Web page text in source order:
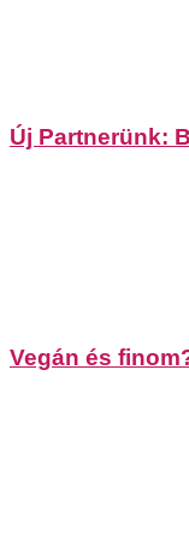
Új Partnerünk:
Vegán és